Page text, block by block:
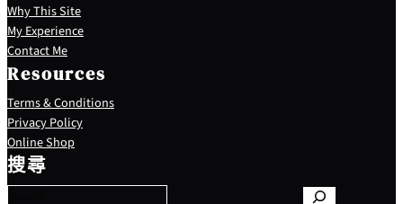
Why This Site
My Experience
Contact Me
Resources
Terms & Conditions
Privacy Policy
Online Shop
搜尋
S
e
a